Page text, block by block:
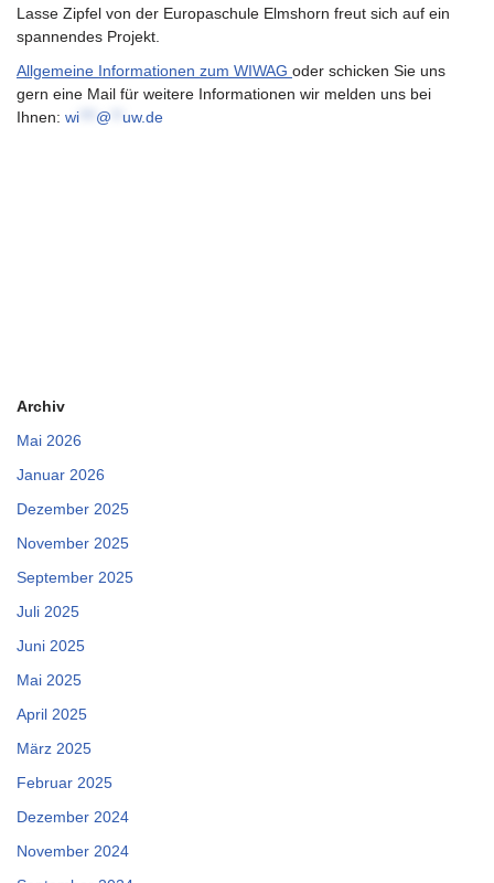
Lasse Zipfel von der Europaschule Elmshorn freut sich auf ein
spannendes Projekt.
Allgemeine Informationen zum WIWAG oder schicken Sie uns
gern eine Mail für weitere Informationen wir melden uns bei
Ihnen: wi @ uw.de
Archiv
Mai 2026
Januar 2026
Dezember 2025
November 2025
September 2025
Juli 2025
Juni 2025
Mai 2025
April 2025
März 2025
Februar 2025
Dezember 2024
November 2024